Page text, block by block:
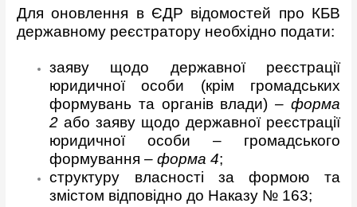
Для оновлення в ЄДР відомостей про КБВ
державному реєстратору необхідно подати:
заяву щодо державної реєстрації
юридичної особи (крім громадських
формувань та органів влади)– форма
2 або заяву щодо державної реєстрації
юридичної особи – громадського
формування– форма 4;
структуру власності за формою та
змістом відповідно до Наказу № 163;